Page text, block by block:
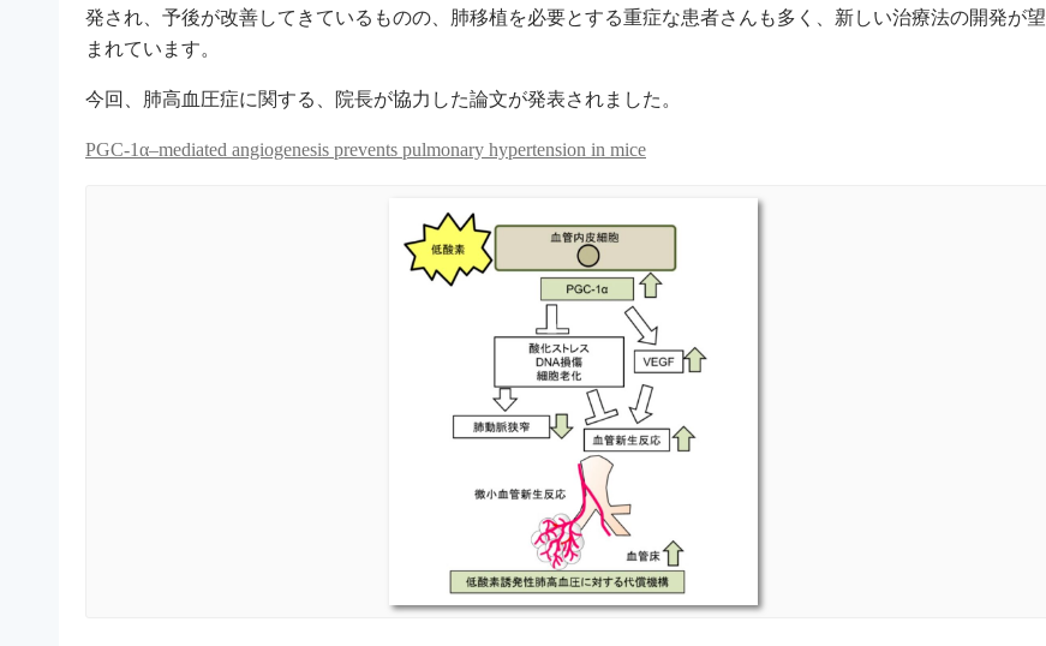
発され、予後が改善してきているものの、肺移植を必要とする重症な患者さんも多く、新しい治療法の開発が望
まれています。
今回、肺高血圧症に関する、院長が協力した論文が発表されました。
PGC-1α–mediated angiogenesis prevents pulmonary hypertension in mice